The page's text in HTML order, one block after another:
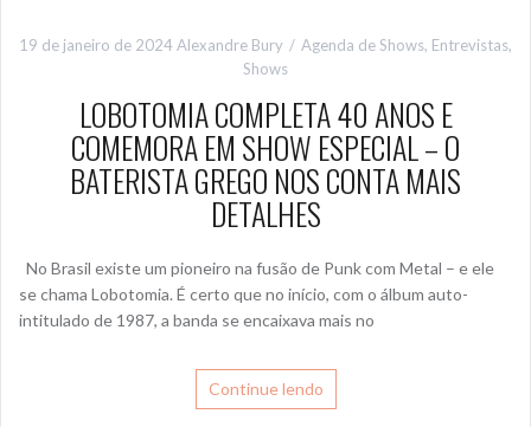
19 de janeiro de 2024Alexandre Bury Agenda de Shows, Entrevistas,
Shows
LOBOTOMIA COMPLETA 40 ANOS E
COMEMORA EM SHOW ESPECIAL – O
BATERISTA GREGO NOS CONTA MAIS
DETALHES
No Brasil existe um pioneiro na fusão de Punk com Metal – e ele
se chama Lobotomia. É certo que no início, com o álbum auto-
intitulado de 1987, a banda se encaixava mais no
Continue lendo